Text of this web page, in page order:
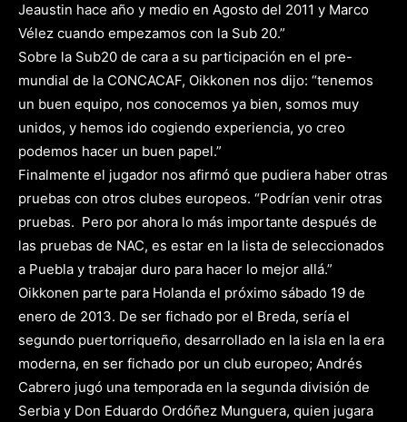
Jeaustin hace año y medio en Agosto del 2011 y Marco
Vélez cuando empezamos con la Sub 20.”
Sobre la Sub20 de cara a su participación en el pre-
mundial de la CONCACAF, Oikkonen nos dijo: “tenemos
un buen equipo, nos conocemos ya bien, somos muy
unidos, y hemos ido cogiendo experiencia, yo creo
podemos hacer un buen papel.”
Finalmente el jugador nos afirmó que pudiera haber otras
pruebas con otros clubes europeos. “Podrían venir otras
pruebas. Pero por ahora lo más importante después de
las pruebas de NAC, es estar en la lista de seleccionados
a Puebla y trabajar duro para hacer lo mejor allá.”
Oikkonen parte para Holanda el próximo sábado 19 de
enero de 2013. De ser fichado por el Breda, sería el
segundo puertorriqueño, desarrollado en la isla en la era
moderna, en ser fichado por un club europeo; Andrés
Cabrero jugó una temporada en la segunda división de
Serbia y Don Eduardo Ordóñez Munguera, quien jugara